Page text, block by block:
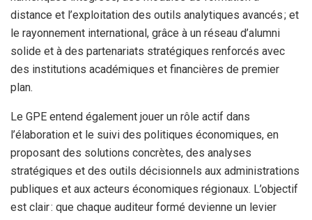
distance et l’exploitation des outils analytiques avancés ; et
le rayonnement international, grâce à un réseau d’alumni
solide et à des partenariats stratégiques renforcés avec
des institutions académiques et financières de premier
plan.
Le GPE entend également jouer un rôle actif dans
l’élaboration et le suivi des politiques économiques, en
proposant des solutions concrètes, des analyses
stratégiques et des outils décisionnels aux administrations
publiques et aux acteurs économiques régionaux. L’objectif
est clair : que chaque auditeur formé devienne un levier